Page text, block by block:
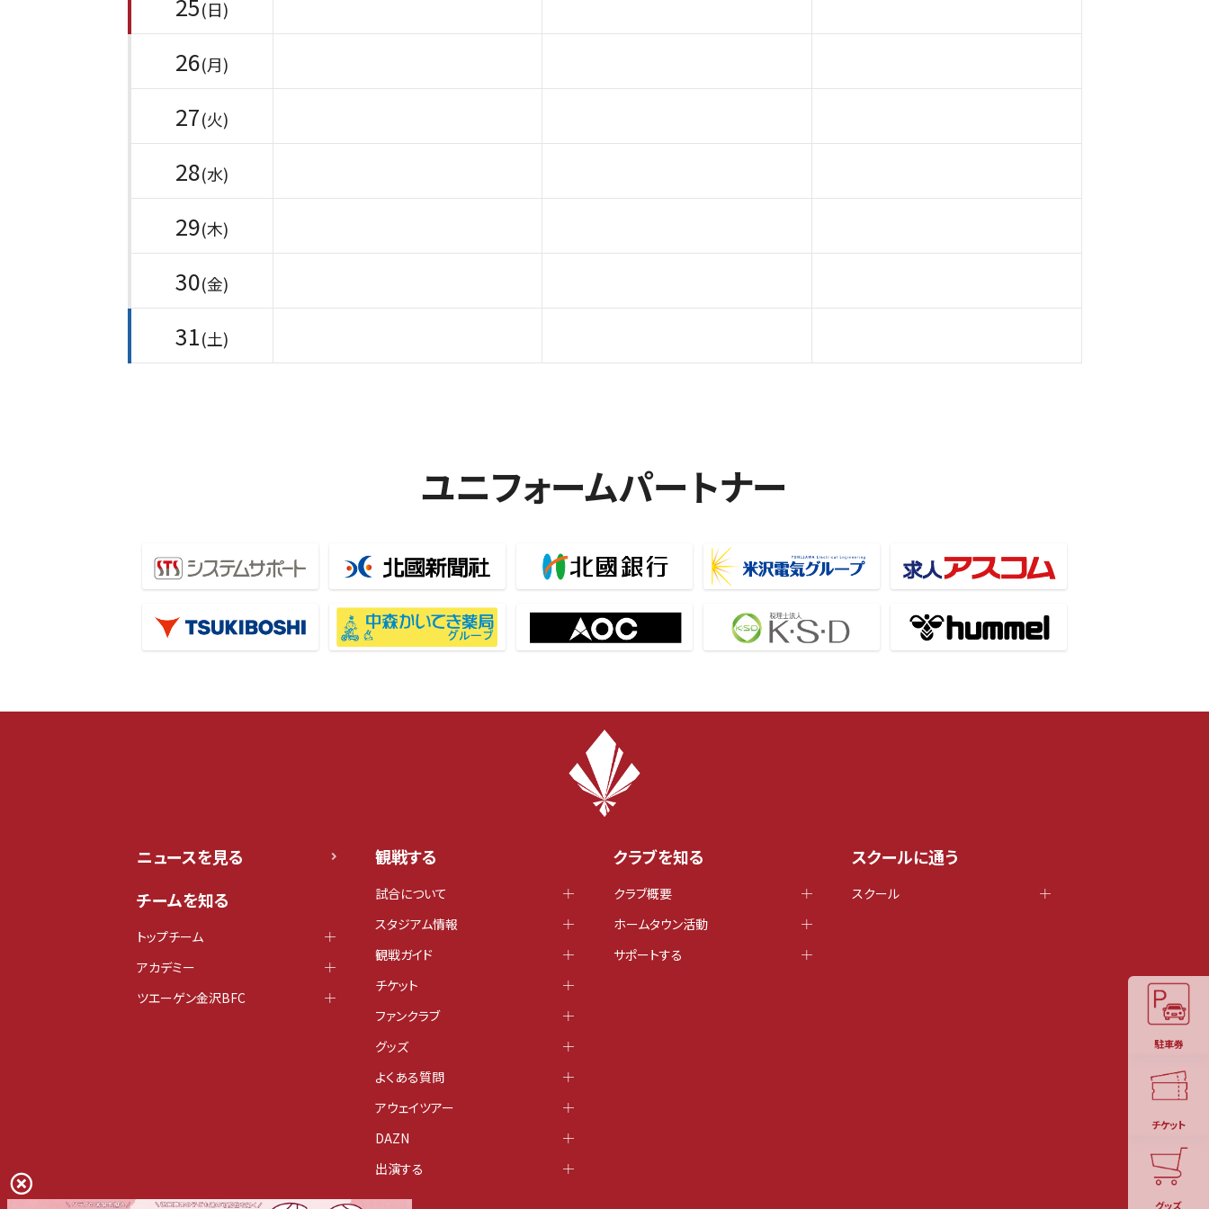
(日)
26(月)
27(火)
28(水)
29(木)
30(金)
31(土)
ユニフォームパートナー
駐車券
チケット
グッズ
ニュースを見る
チームを知る
トップチーム
アカデミー
ツエーゲン金沢BFC
観戦する
試合について
スタジアム情報
観戦ガイド
チケット
ファンクラブ
グッズ
よくある質問
アウェイツアー
DAZN
出演する
クラブを知る
クラブ概要
ホームタウン活動
サポートする
スクールに通う
スクール